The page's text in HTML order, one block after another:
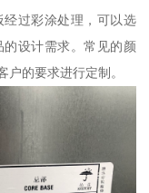
过彩涂处理，可以选
设计需求。常见的颜
的要求进行定制。